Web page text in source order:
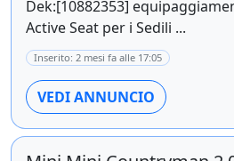
Dek:[10882353]
Active Seat per i Sedili ...
Inserito: 2 mesi fa alle 17:05
VEDI ANNUNCIO